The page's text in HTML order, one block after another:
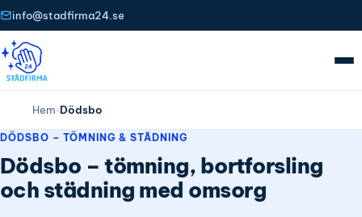
info@stadfirma24.se
Hem›Dödsbo
DÖDSBO – TÖMNING & STÄDNING
Dödsbo – tömning, bortforsling
och städning med omsorg